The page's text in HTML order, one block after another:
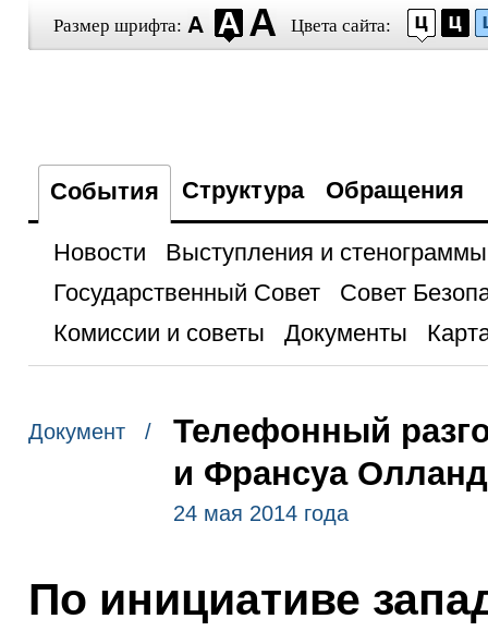
Размер шрифта: Цвета сайта:
События Структура Обращения
Новости
Выступления и стенограммы
Государственный Совет
Совет
Комиссии и советы
Документы
Документ /
Телефонный
и Франсуа
24 мая 2014 года
По инициативе